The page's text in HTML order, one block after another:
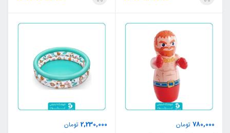
780,000 تومان 2,230,000 تومان